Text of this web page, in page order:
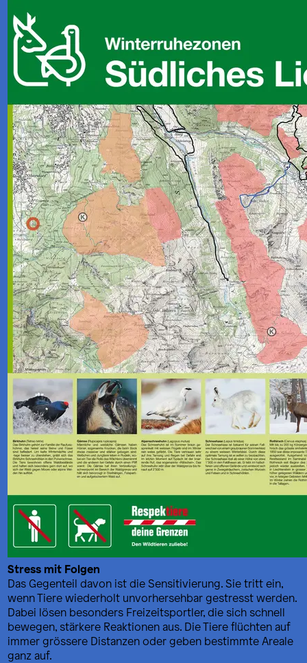
Stress mit Folgen
Das Gegenteil davon ist die Sensitivierung. Sie tritt ein,
wenn Tiere wiederholt unvorhersehbar gestresst werden.
Dabei lösen besonders Freizeitsportler, die sich schnell
bewegen, stärkere Reaktionen aus. Die Tiere flüchten auf
immer grössere Distanzen oder geben bestimmte Areale
ganz auf.